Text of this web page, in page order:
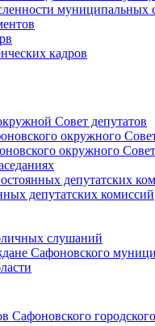
муниципальных
кадров
Совет депутатов
окружного
окружного
депутатских
депутатских комиссий
слушаний
Сафоновского
Сафоновского